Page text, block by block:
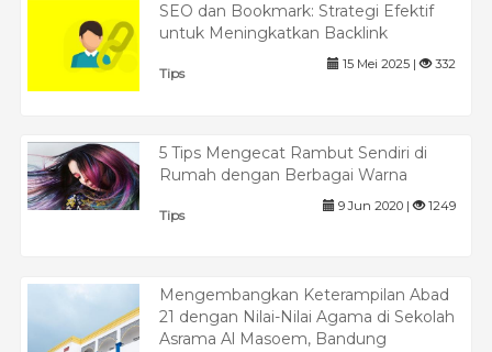
SEO dan Bookmark: Strategi Efektif
untuk Meningkatkan Backlink
Tips
15 Mei 2025 | 332
5 Tips Mengecat Rambut Sendiri di
Rumah dengan Berbagai Warna
Tips
9 Jun 2020 | 1249
Mengembangkan Keterampilan Abad
21 dengan Nilai-Nilai Agama di Sekolah
Asrama Al Masoem, Bandung